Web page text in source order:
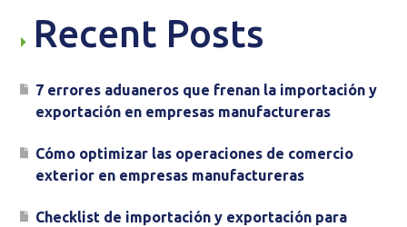
Recent Posts
7 errores aduaneros que frenan la importación y
exportación en empresas manufactureras
Cómo optimizar las operaciones de comercio
exterior en empresas manufactureras
Checklist de importación y exportación para